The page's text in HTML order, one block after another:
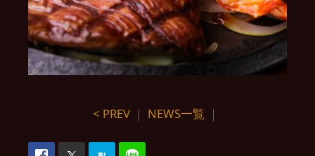
< PREV ｜ NEWS一覧 ｜